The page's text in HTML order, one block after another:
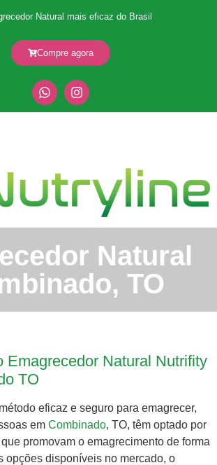
Natural mais eficaz do Brasil
Compre agora
Natural
TO
Emagrecedor Natural Nutrifity
TO
eficaz e seguro para emagrecer,
em Combinado, TO, têm optado por
promovam o emagrecimento de forma
opções disponíveis no mercado, o